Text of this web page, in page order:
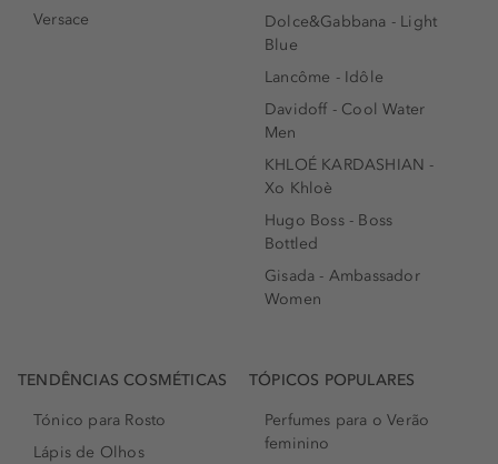
Versace
Dolce&Gabbana - Light
Blue
Lancôme - Idôle
Davidoff - Cool Water
Men
KHLOÉ KARDASHIAN -
Xo Khloè
Hugo Boss - Boss
Bottled
Gisada - Ambassador
Women
TENDÊNCIAS COSMÉTICAS
Tónico para Rosto
Lápis de Olhos
TÓPICOS POPULARES
Perfumes para o Verão
feminino